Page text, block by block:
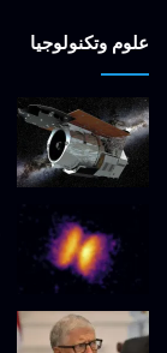
علوم وتكنولوجيا